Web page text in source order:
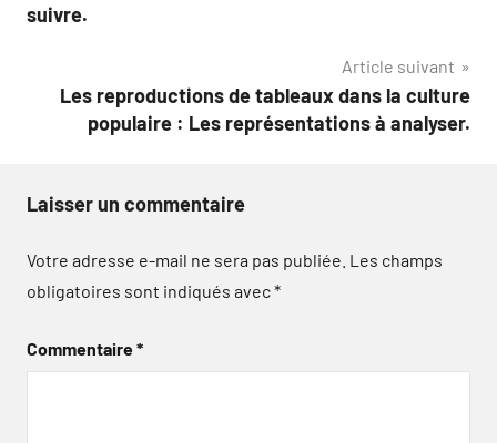
l’article
suivre.
Article suivant
Les reproductions de tableaux dans la culture
populaire : Les représentations à analyser.
Laisser un commentaire
Votre adresse e-mail ne sera pas publiée. Les champs
obligatoires sont indiqués avec*
Commentaire*